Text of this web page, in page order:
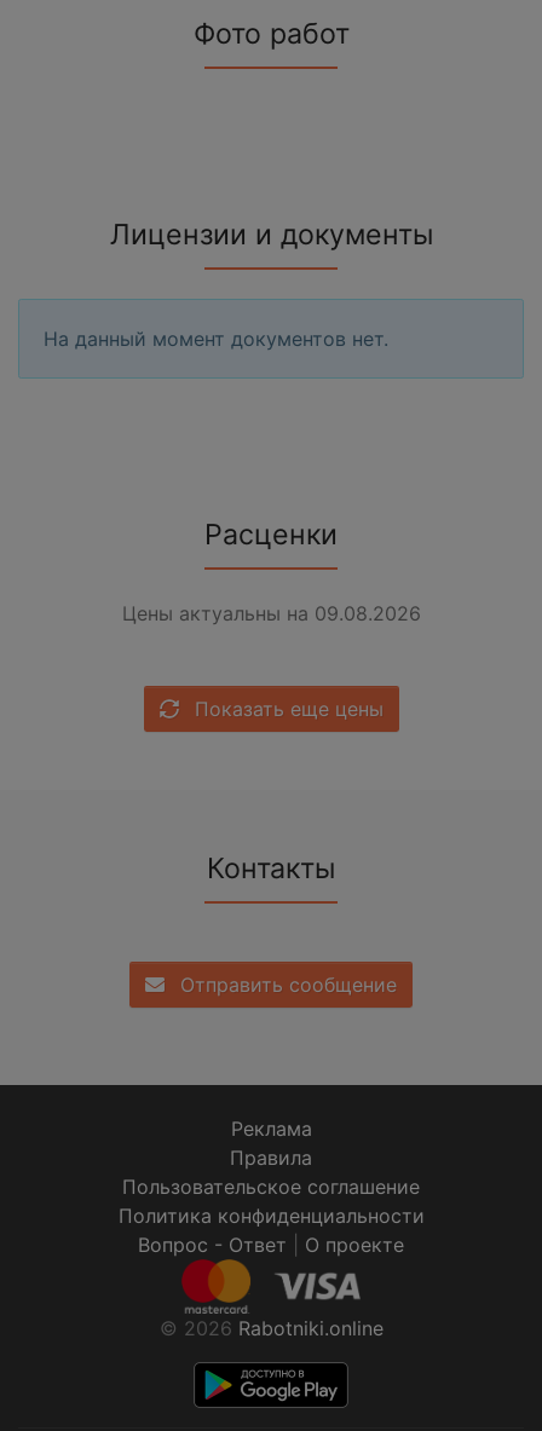
Фото работ
Лицензии и документы
На данный момент документов нет.
Расценки
Цены актуальны на 09.08.2026
Показать еще цены
Контакты
Отправить сообщение
Реклама
Правила
Пользовательское соглашение
Политика конфиденциальности
Вопрос - Ответ
О проекте
© 2026 Rabotniki.online